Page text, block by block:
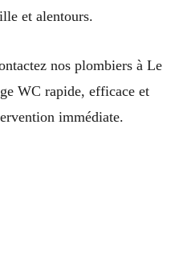
et alentours.
nos plombiers à Le
WC rapide, efficace et
immédiate.